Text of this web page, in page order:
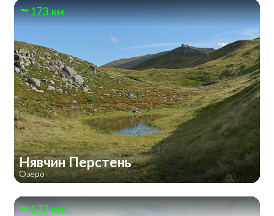
173 км
Нявчин Перстень
Озеро
173 км